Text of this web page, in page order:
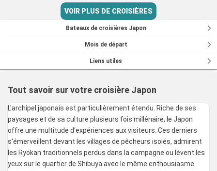
VOIR PLUS DE CROISIÈRES
Bateaux de croisières Japon
Mois de départ
Liens utiles
Tout savoir sur votre croisière Japon
L'archipel japonais est particulièrement étendu. Riche de ses
paysages et de sa culture plusieurs fois millénaire, le Japon
offre une multitude d'expériences aux visiteurs. Ces derniers
s'émerveillent devant les villages de pêcheurs isolés, admirent
les Ryokan traditionnels perdus dans la campagne ou lèvent les
yeux sur le quartier de Shibuya avec le même enthousiasme.